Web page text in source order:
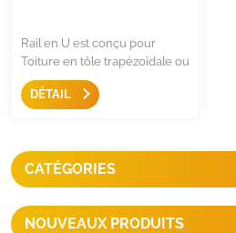
Rail en U est conçu pour
Toiture en tôle trapézoïdale ou
Toiture en tôle ondulée, c'est
une solution de montage sur
DÉTAIL
CATÉGORIES
NOUVEAUX PRODUITS